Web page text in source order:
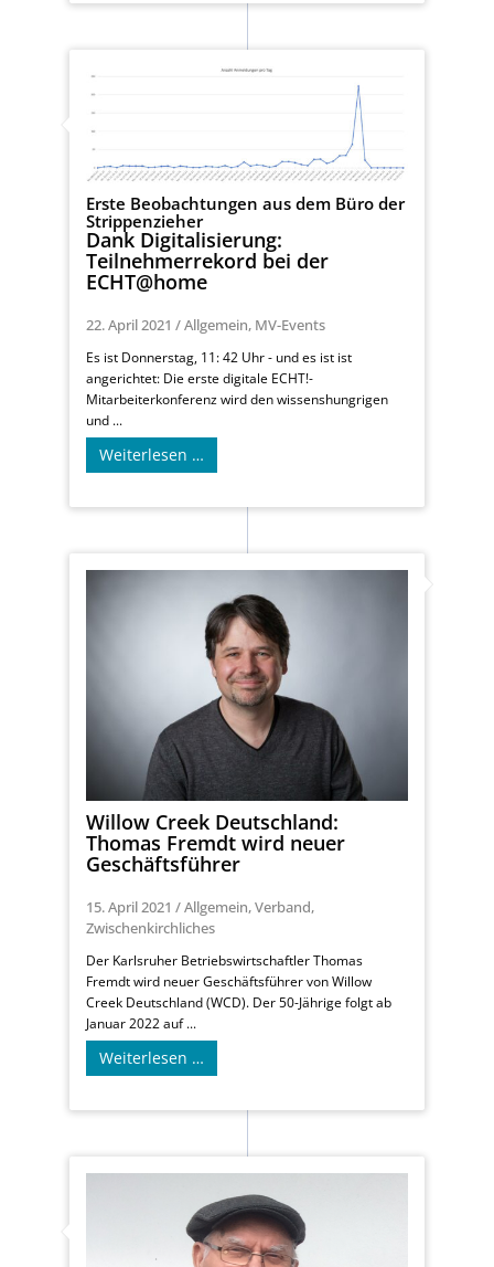
Erste Beobachtungen aus dem Büro der
Strippenzieher
Dank Digitalisierung:
Teilnehmerrekord bei der
ECHT@home
22. April 2021 /Allgemein, MV-Events
Es ist Donnerstag, 11: 42 Uhr - und es ist ist
angerichtet: Die erste digitale ECHT!-
Mitarbeiterkonferenz wird den wissenshungrigen
und ...
Weiterlesen …
Willow Creek Deutschland:
Thomas Fremdt wird neuer
Geschäftsführer
15. April 2021 /Allgemein,Verband,
Zwischenkirchliches
Der Karlsruher Betriebswirtschaftler Thomas
Fremdt wird neuer Geschäftsführer von Willow
Creek Deutschland (WCD). Der 50-Jährige folgt ab
Januar 2022 auf ...
Weiterlesen …